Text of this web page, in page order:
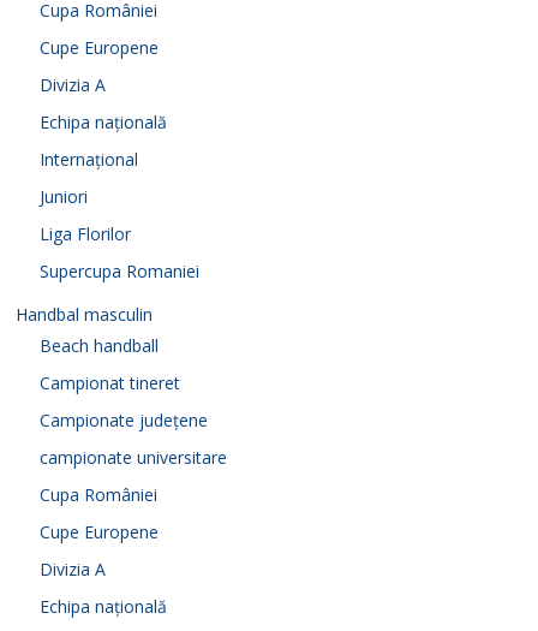
Cupa României
Cupe Europene
Divizia A
Echipa națională
Internațional
Juniori
Liga Florilor
Supercupa Romaniei
Handbal masculin
Beach handball
Campionat tineret
Campionate județene
campionate universitare
Cupa României
Cupe Europene
Divizia A
Echipa națională